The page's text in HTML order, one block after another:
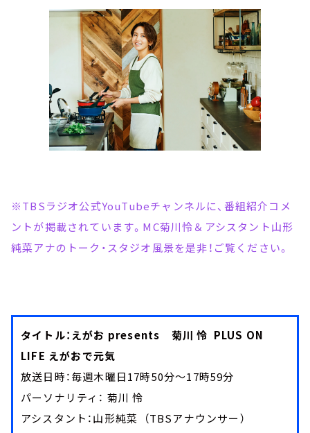
※TBSラジオ公式YouTubeチャンネルに、番組紹介コメ
ントが掲載されています。MC菊川怜＆アシスタント山形
純菜アナのトーク・スタジオ風景を是非！ご覧ください。
タイトル：えがお presents 菊川 怜 PLUS ON
LIFE えがおで元気
放送日時：毎週木曜日17時50分～17時59分
パーソナリティ： 菊川 怜
アシスタント：山形純菜 （TBSアナウンサー）